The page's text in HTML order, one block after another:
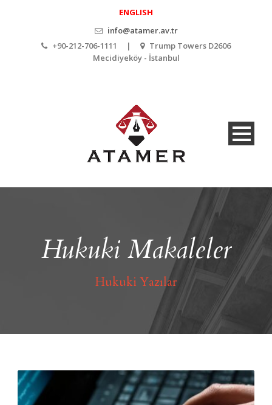
ENGLISH
info@atamer.av.tr
+90-212-706-1111 |
Trump Towers D2606
Mecidiyeköy - İstanbul
Hukuki Makaleler
Hukuki Yazılar